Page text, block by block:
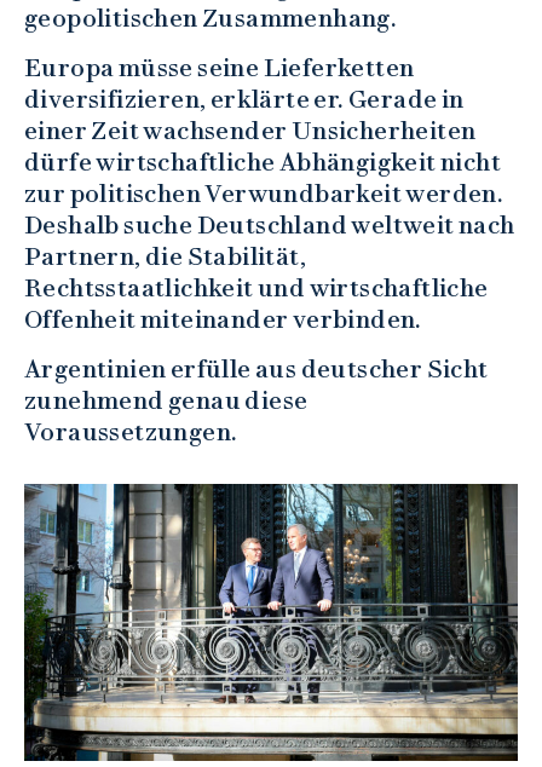
geopolitischen Zusammenhang.
Europa müsse seine Lieferketten
diversifizieren, erklärte er. Gerade in
einer Zeit wachsender Unsicherheiten
dürfe wirtschaftliche Abhängigkeit nicht
zur politischen Verwundbarkeit werden.
Deshalb suche Deutschland weltweit nach
Partnern, die Stabilität,
Rechtsstaatlichkeit und wirtschaftliche
Offenheit miteinander verbinden.
Argentinien erfülle aus deutscher Sicht
zunehmend genau diese
Voraussetzungen.